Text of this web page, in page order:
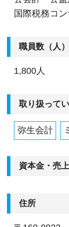
国際税務コ
職員数（人）
1,800人
取り扱って
弥生会計
資本金・売
住所